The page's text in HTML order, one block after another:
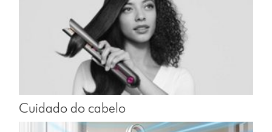
Cuidado do cabelo